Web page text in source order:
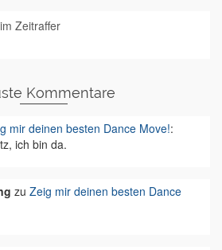
Zeitraffer
Kommentare
mir deinen besten Dance Move!:
ich bin da.
zu Zeig mir deinen besten Dance